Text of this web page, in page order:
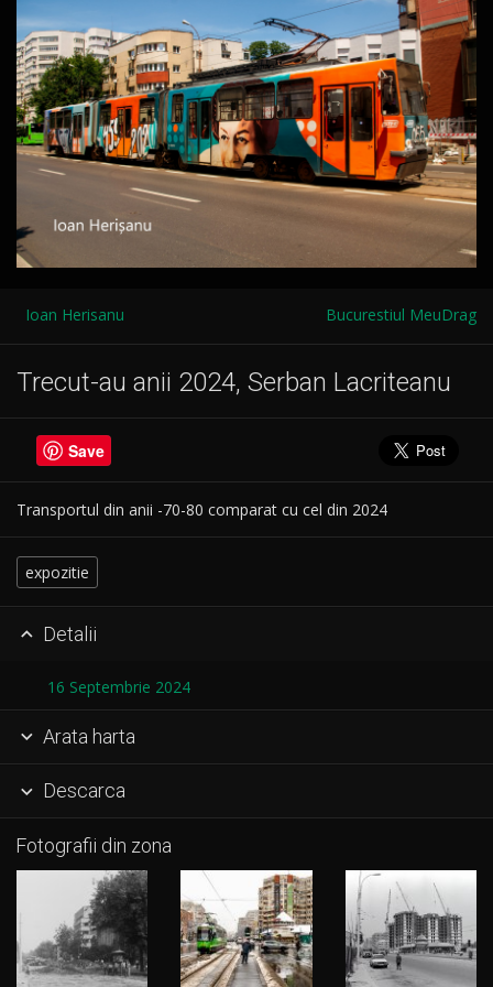
Ioan Herisanu Bucurestiul MeuDrag
Trecut-au anii 2024, Serban Lacriteanu
Save
Transportul din anii -70-80 comparat cu cel din 2024
expozitie
 Detalii
16 Septembrie 2024
 Arata harta
 Descarca
Fotografii din zona